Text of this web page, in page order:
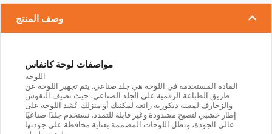
وصف المنتج
مواصفات لوحة كانفاس
اللوحة
المادة المستخدمة في اللوحة هي جلد صناعي. يتم تجهيز اللوحة عن
طريق الطباعة الرقمية على الجلد الصناعي، حيث تضيف النقوش
والزخارف لمسة ديكورية رائعة لمكتبك أو منزلك. تُشد اللوحة على
إطار خشبي لتصبح مشدودة وغير قابلة للتمدد. نستخدم جلدًا صناعيًا
عالي الجودة، وتظل اللوحات المصممة بعناية محافظة على جودتها